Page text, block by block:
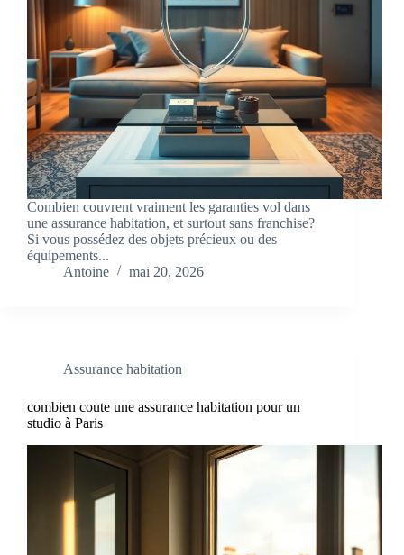
Combien couvrent vraiment les garanties vol dans
une assurance habitation, et surtout sans franchise?
Si vous possédez des objets précieux ou des
équipements...
Antoine
mai 20, 2026
Assurance habitation
combien coute une assurance habitation pour un
studio à Paris